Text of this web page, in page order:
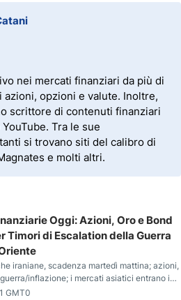
nei mercati finanziari da più di
azioni, opzioni e valute. Inoltre,
scrittore di contenuti finanziari
Tra le sue
si trovano siti del calibro di
e molti altri.
Oggi: Azioni, Oro e Bond
Timori di Escalation della Guerra
iraniane, scadenza martedì mattina; azioni,
inflazione; i mercati asiatici entrano in
stabile.
GMT0